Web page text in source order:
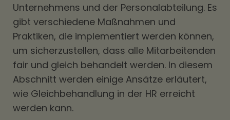
Unternehmens und der Personalabteilung. Es
gibt verschiedene Maßnahmen und
Praktiken, die implementiert werden können,
um sicherzustellen, dass alle Mitarbeitenden
fair und gleich behandelt werden. In diesem
Abschnitt werden einige Ansätze erläutert,
wie Gleichbehandlung in der HR erreicht
werden kann.